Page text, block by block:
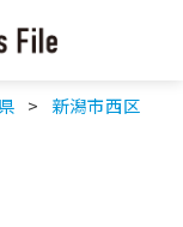
新潟市西区